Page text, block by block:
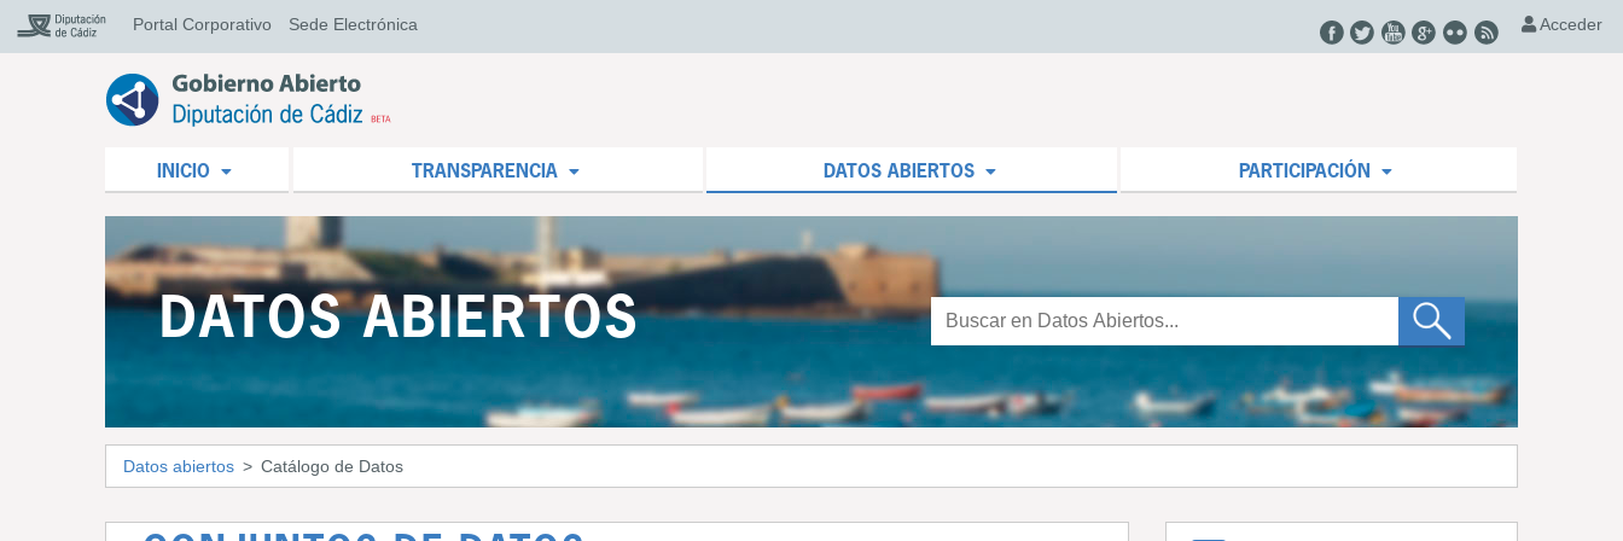
Portal Corporativo Sede Electrónica Acceder
INICIO TRANSPARENCIA DATOS ABIERTOS PARTICIPACIÓN
DATOS ABIERTOS
Datos abiertos Catálogo de Datos